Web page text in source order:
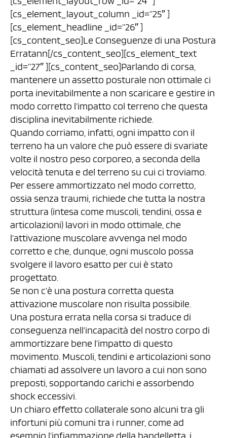
[cs_element_layout_column _id=”25″ ]
[cs_element_headline _id=”26″ ]
[cs_content_seo]Le Conseguenze di una Postura
Erratann[/cs_content_seo][cs_element_text
_id=”27″ ][cs_content_seo]Parlando di corsa,
mantenere un assetto posturale non ottimale ci
porta inevitabilmente a non scaricare e gestire in
modo corretto l’impatto col terreno che questa
disciplina inevitabilmente richiede.
Quando corriamo, infatti, ogni impatto con il
terreno ha un valore che può essere di svariate
volte il nostro peso corporeo, a seconda della
velocità tenuta e del terreno su cui ci troviamo.
Per essere ammortizzato nel modo corretto,
ossia senza traumi, richiede che tutta la nostra
struttura (intesa come muscoli, tendini, ossa e
articolazioni) lavori in modo ottimale, che
l’attivazione muscolare avvenga nel modo
corretto e che, dunque, ogni muscolo possa
svolgere il lavoro esatto per cui è stato
progettato.
Se non c’è una postura corretta questa
attivazione muscolare non risulta possibile.
Una postura errata nella corsa si traduce di
conseguenza nell’incapacità del nostro corpo di
ammortizzare bene l’impatto di questo
movimento. Muscoli, tendini e articolazioni sono
chiamati ad assolvere un lavoro a cui non sono
preposti, sopportando carichi e assorbendo
shock eccessivi.
Un chiaro effetto collaterale sono alcuni tra gli
infortuni più comuni tra i runner, come ad